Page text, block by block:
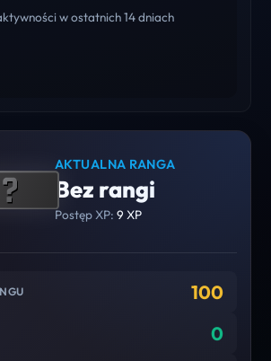
w ostatnich 14 dniach
AKTUALNA RANGA
Bez rangi
Postęp XP: 9 XP
100
0